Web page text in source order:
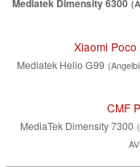
Mediatek Dimensity 6300
Xiaomi Poco
Mediatek Helio G99
CMF
MediaTek Dimensity 7300